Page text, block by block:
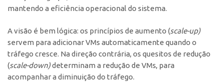
mantendo a eficiência operacional do sistema.
A visão é bem lógica: os princípios de aumento (scale-up)
servem para adicionar VMs automaticamente quando o
tráfego cresce. Na direção contrária, os quesitos de redução
(scale-down)determinam a redução de VMs, para
acompanhar a diminuição do tráfego.